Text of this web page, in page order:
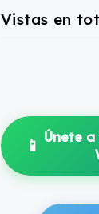
Vistas en
📱 Únete